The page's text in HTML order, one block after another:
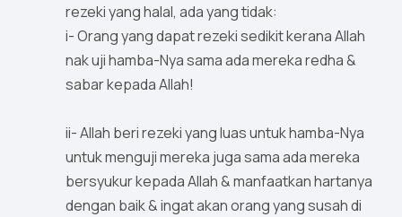
rezeki yang halal, ada yang tidak:
i- Orang yang dapat rezeki sedikit kerana Allah
nak uji hamba-Nya sama ada mereka redha &
sabar kepada Allah!
ii- Allah beri rezeki yang luas untuk hamba-Nya
untuk menguji mereka juga sama ada mereka
bersyukur kepada Allah & manfaatkan hartanya
dengan baik & ingat akan orang yang susah di